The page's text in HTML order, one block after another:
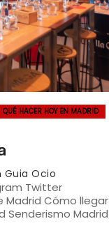
QUÉ HACER HOY EN MADRID
Guia Ocio
Twitter
Madrid Cómo llegar
Senderismo Madrid